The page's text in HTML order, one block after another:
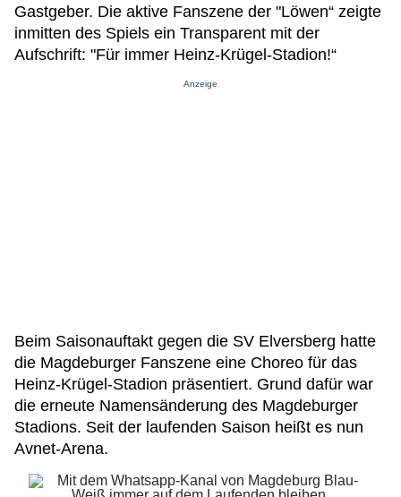
Gastgeber. Die aktive Fanszene der "Löwen“ zeigte
inmitten des Spiels ein Transparent mit der
Aufschrift: "Für immer Heinz-Krügel-Stadion!“
Anzeige
Beim Saisonauftakt gegen die SV Elversberg hatte
die Magdeburger Fanszene eine Choreo für das
Heinz-Krügel-Stadion präsentiert. Grund dafür war
die erneute Namensänderung des Magdeburger
Stadions. Seit der laufenden Saison heißt es nun
Avnet-Arena.